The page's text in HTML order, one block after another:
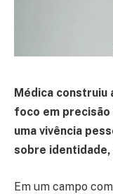
Médica construiu
foco em precisão
uma vivência
sobre
Em um campo